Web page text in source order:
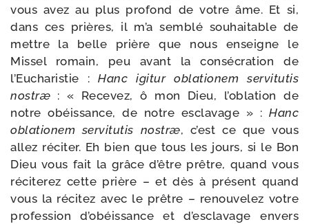
vous avez au plus pro­fond de votre âme. Et si,
dans ces prières, il m’a sem­blé sou­hai­table de
mettre la belle prière que nous enseigne le
Missel romain, peu avant la consé­cra­tion de
l’Eucharistie : Hanc igi­tur obla­tio­nem ser­vi­tu­tis
nos­træ : « Recevez, ô mon Dieu, l’oblation de
notre obéis­sance, de notre escla­vage » : Hanc
obla­tio­nem ser­vi­tu­tis nos­træ, c’est ce que vous
allez réci­ter. Eh bien que tous les jours, si le Bon
Dieu vous fait la grâce d’être prêtre, quand vous
réci­te­rez cette prière – et dès à pré­sent quand
vous la réci­tez avec le prêtre – renou­ve­lez votre
pro­fes­sion d’obéissance et d’esclavage envers